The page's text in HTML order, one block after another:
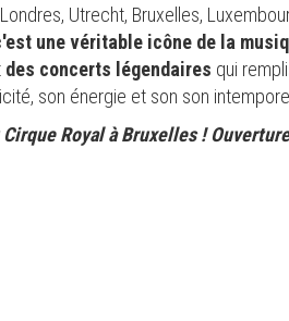
Utrecht, Bruxelles,
une véritable icône de la
des concerts légendaires qui
son énergie et son son intemporel.
Royal à Bruxelles !